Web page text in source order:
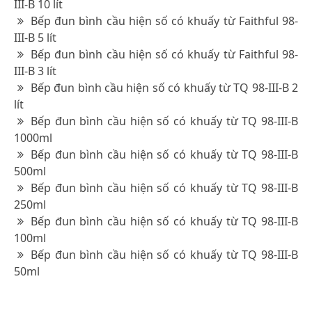
III-B 10 lít
Bếp đun bình cầu hiện số có khuấy từ Faithful 98-
III-B 5 lít
Bếp đun bình cầu hiện số có khuấy từ Faithful 98-
III-B 3 lít
Bếp đun bình cầu hiện số có khuấy từ TQ 98-III-B 2
lít
Bếp đun bình cầu hiện số có khuấy từ TQ 98-III-B
1000ml
Bếp đun bình cầu hiện số có khuấy từ TQ 98-III-B
500ml
Bếp đun bình cầu hiện số có khuấy từ TQ 98-III-B
250ml
Bếp đun bình cầu hiện số có khuấy từ TQ 98-III-B
100ml
Bếp đun bình cầu hiện số có khuấy từ TQ 98-III-B
50ml